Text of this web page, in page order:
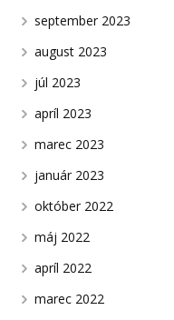
september 2023
august 2023
júl 2023
apríl 2023
marec 2023
január 2023
október 2022
máj 2022
apríl 2022
marec 2022